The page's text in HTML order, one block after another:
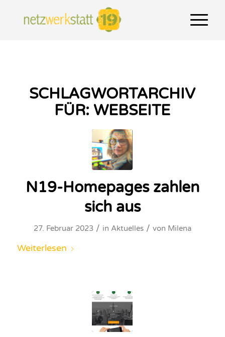
SCHLAGWORTARCHIV
FÜR:WEBSEITE
N19-Homepages zahlen
sich aus
27. Februar 2023 / in Aktuelles / von Milena
Weiterlesen